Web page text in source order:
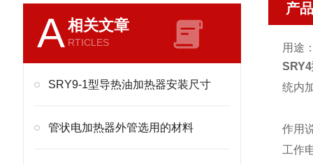
A相关文章
RTICLES
SRY9-1型导热油加热器安装尺寸
管状电加热器外管选用的材料
产
用途
统内
作用
工作